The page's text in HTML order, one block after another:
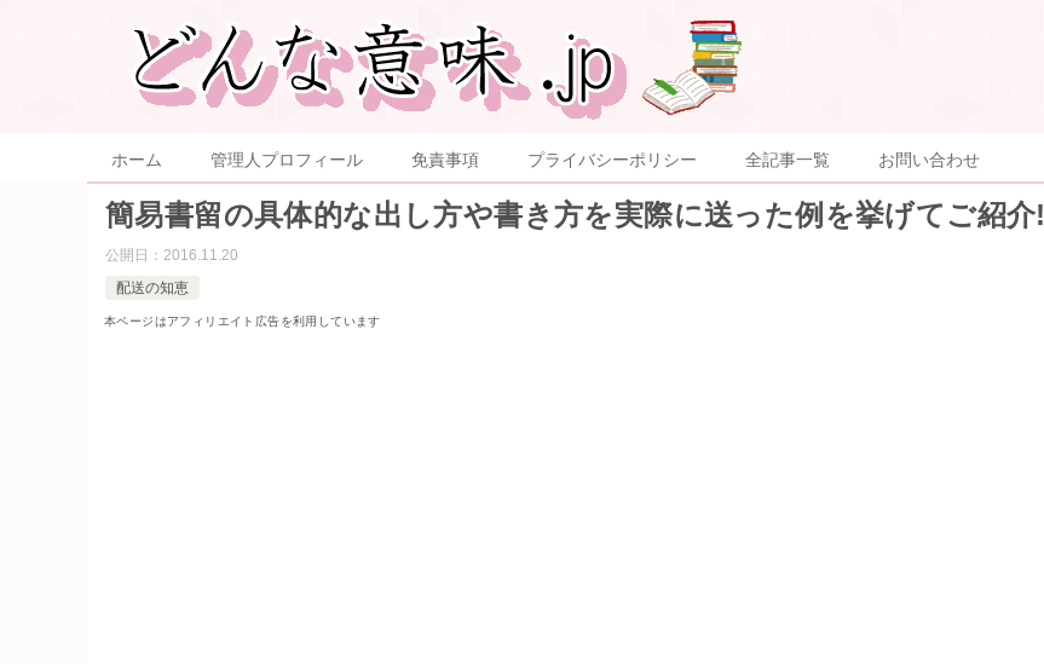
ホーム 管理人プロフィール 免責事項 プライバシーポリシー 全記事一覧 お問い合わせ
簡易書留の具体的な出し方や書き方を実際に送った例を挙げてご紹介!
公開日： 2016.11.20
配送の知恵
本ページはアフィリエイト広告を利用しています